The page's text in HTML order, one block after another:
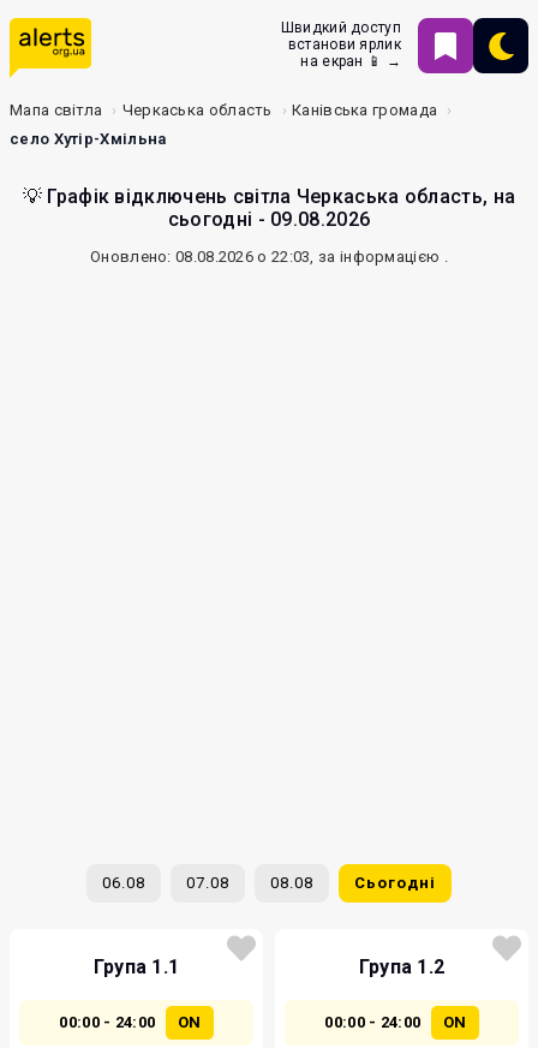
Швидкий доступ
встанови ярлик
на екран 📱 →
Мапа світла Черкаська область
Канівська громада
село Хутір-Хмільна
💡 Графік відключень світла Черкаська область, на
сьогодні - 09.08.2026
Оновлено: 08.08.2026 о 22:03, за інформацією .
06.08 07.08 08.08 Сьогодні
Група 1.1
00:00 - 24:00 ON
Група 1.2
00:00 - 24:00 ON